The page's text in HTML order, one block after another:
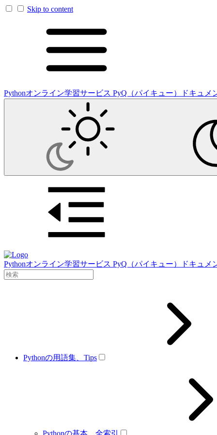
Skip to content
Pythonオンライン学習サービス PyQ（パイキュー）ドキュメ
Pythonオンライン学習サービス PyQ（パイキュー）ドキュメ
Pythonの用語集、Tips
Pythonの基本、全索引